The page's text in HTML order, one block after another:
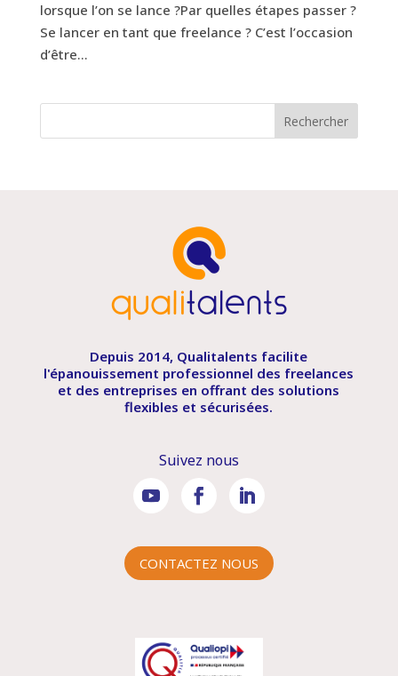
lorsque l’on se lance ?Par quelles étapes passer ?
Se lancer en tant que freelance ? C’est l’occasion
d’être...
Depuis 2014, Qualitalents facilite
l'épanouissement professionnel des freelances
et des entreprises en offrant des solutions
flexibles et sécurisées.
Suivez nous
CONTACTEZ NOUS